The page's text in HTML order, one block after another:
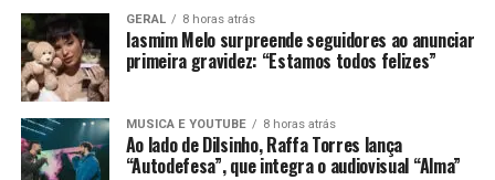
GERAL 8 horas atrás
Iasmim Melo surpreende seguidores ao anunciar
primeira gravidez: “Estamos todos felizes”
MUSICA E YOUTUBE 8 horas atrás
Ao lado de Dilsinho, Raffa Torres lança
“Autodefesa”, que integra o audiovisual “Alma”